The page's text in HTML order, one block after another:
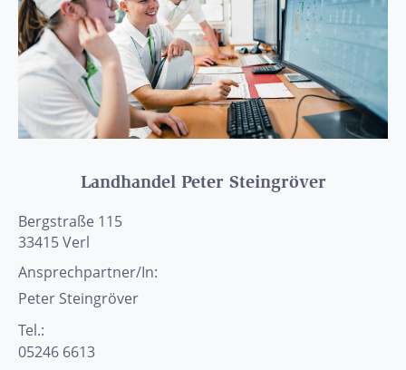
Landhandel Peter Steingröver
Bergstraße 115
33415Verl
Ansprechpartner/In:
Peter Steingröver
Tel.:
05246 6613